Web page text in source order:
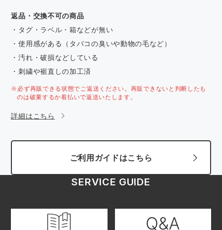
返品・交換不可の商品
・タグ・ラベル・箱などが無い
・使用感がある（タバコの臭いや動物の毛など）
・汚れ・破損などしている
・刺繍や裾直しの加工済
※必ず再販できる状態でご返送ください。再販できないと判断したも
のは破棄するか着払いで返送いたします。
詳細はこちら
ご利用ガイドはこちら
SERVICE GUIDE